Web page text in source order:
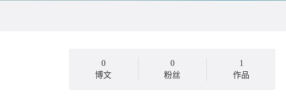
0
博文
0
粉丝
1
作品